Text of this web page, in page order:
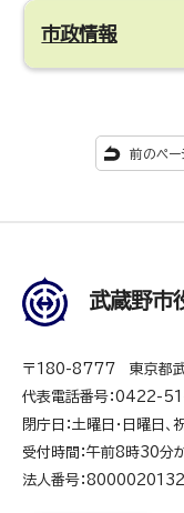
市政情報
前のペー
武蔵野市
〒180-8777 東京都
代表電話番号：0422-
閉庁日：土曜日・日曜日
受付時間：午前8時30分
法人番号：